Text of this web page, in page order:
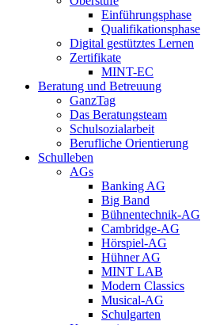
Einführungsphase
Qualifikationsphase
Digital gestütztes Lernen
Zertifikate
MINT-EC
Beratung und Betreuung
GanzTag
Das Beratungsteam
Schulsozialarbeit
Berufliche Orientierung
Schulleben
AGs
Banking AG
Big Band
Bühnentechnik-AG
Cambridge-AG
Hörspiel-AG
Hühner AG
MINT LAB
Modern Classics
Musical-AG
Schulgarten